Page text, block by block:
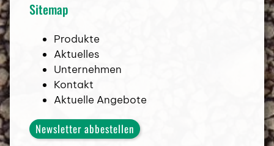
Veranstaltungen & Messen
Presse & Kundenstimmen
Sitemap
Produkte
Aktuelles
Unternehmen
Kontakt
Aktuelle Angebote
Newsletter abbestellen